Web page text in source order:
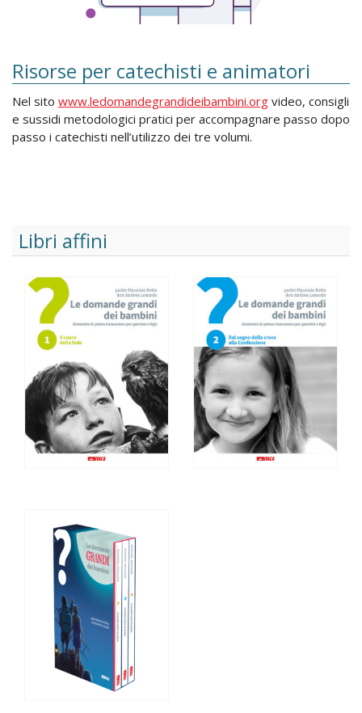
Risorse per catechisti e animatori
Nel sito www.ledomandegrandideibambini.org video, consigli
e sussidi metodologici pratici per accompagnare passo dopo
passo i catechisti nell’utilizzo dei tre volumi.
Libri affini